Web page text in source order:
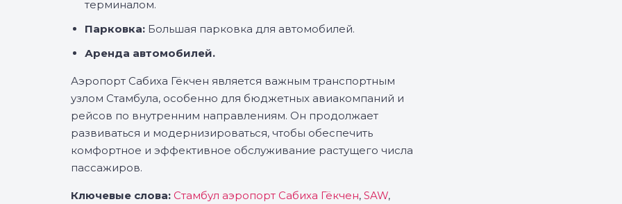
терминалом.
Парковка: Большая парковка для автомобилей.
Аренда автомобилей.
Аэропорт Сабиха Гёкчен является важным транспортным
узлом Стамбула, особенно для бюджетных авиакомпаний и
рейсов по внутренним направлениям. Он продолжает
развиваться и модернизироваться, чтобы обеспечить
комфортное и эффективное обслуживание растущего числа
пассажиров.
Ключевые слова: Стамбул аэропорт Сабиха Гёкчен, SAW,